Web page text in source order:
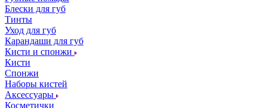
Блески для губ
Тинты
Уход для губ
Карандаши для губ
Кисти и спонжи
Кисти
Спонжи
Наборы кистей
Аксессуары
Косметички